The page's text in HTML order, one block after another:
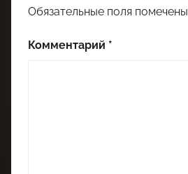
Обязательные поля помечены
Комментарий *